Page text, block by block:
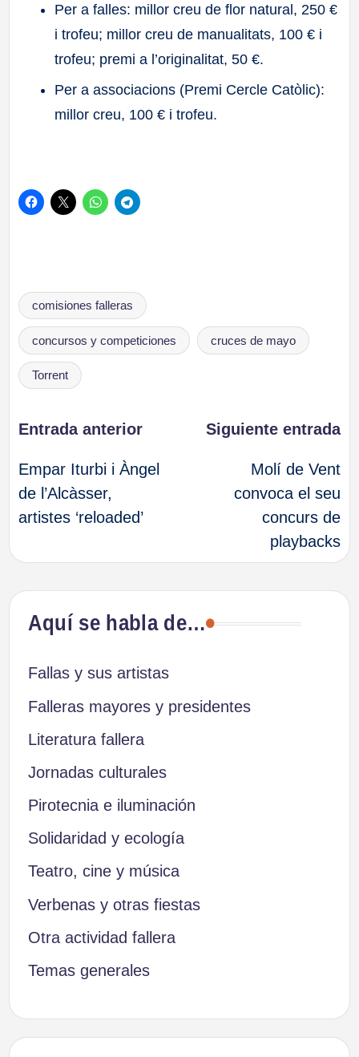
Per a falles: millor creu de flor natural, 250 €
i trofeu; millor creu de manualitats, 100 € i
trofeu; premi a l’originalitat, 50 €.
Per a associacions (Premi Cercle Catòlic):
millor creu, 100 € i trofeu.
Etiquetas:
comisiones falleras
concursos y competiciones cruces de mayo
Torrent
Navegación
de
entradas
Entrada anterior
Empar Iturbi i Àngel
de l’Alcàsser,
artistes ‘reloaded’
Siguiente entrada
Molí de Vent
convoca el seu
concurs de
playbacks
Aquí se habla de…
Fallas y sus artistas
Falleras mayores y presidentes
Literatura fallera
Jornadas culturales
Pirotecnia e iluminación
Solidaridad y ecología
Teatro, cine y música
Verbenas y otras fiestas
Otra actividad fallera
Temas generales